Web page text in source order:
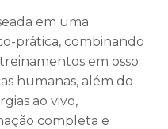
em uma
prática, combinando
em osso
humanas, além do
ao vivo,
completa e